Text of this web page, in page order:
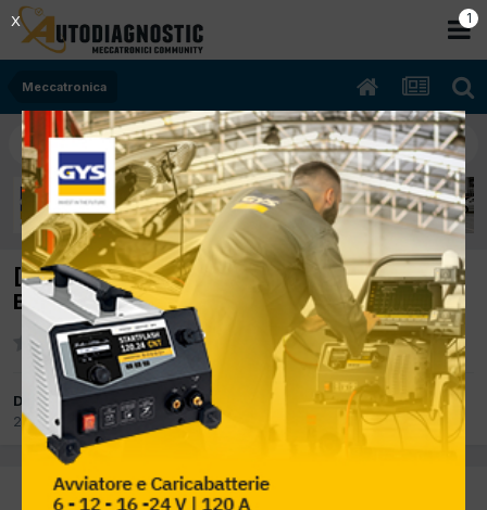
Meccatronica
[opel corsa D 02/2010 998cc A10XEP 48Kw
Benzina] scoppietta in accelerazione
Da elena
22 Ottobre 2019inMeccatronica
PREC Pagina 1 di 2